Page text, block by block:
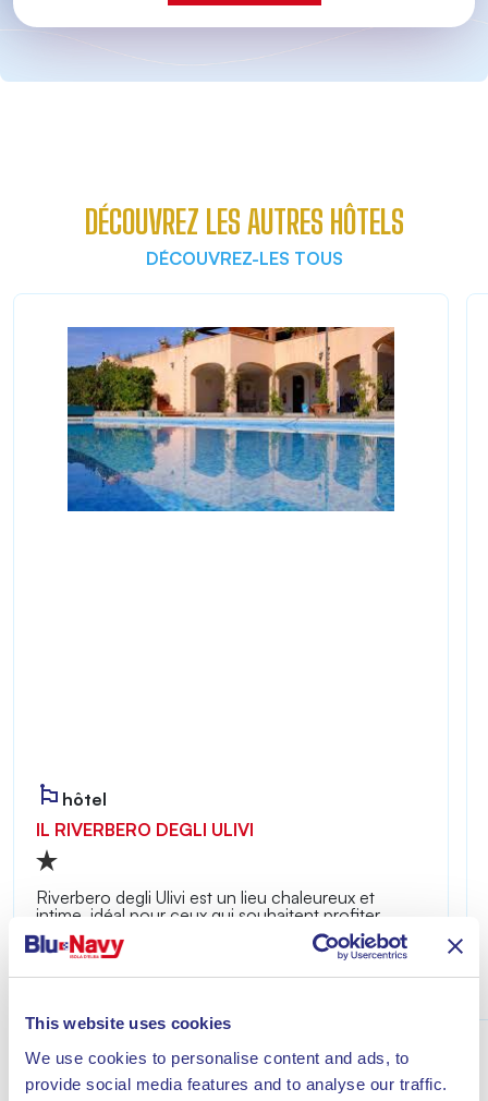
This website uses cookies
We use cookies to personalise content and ads, to
provide social media features and to analyse our traffic.
DÉCOUVREZ LES AUTRES HÔTELS
DÉCOUVREZ-LES TOUS
hôtel
IL RIVERBERO DEGLI ULIVI
Riverbero degli Ulivi est un lieu chaleureux et
intime, idéal pour ceux qui souhaitent profiter
d’un séjour placé sous le signe de la détente à
quelques minutes de la mer de Lacona.